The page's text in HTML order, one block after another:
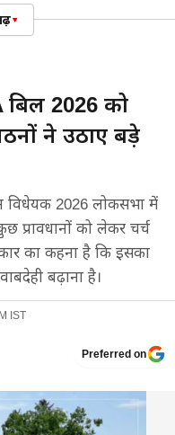
▾
2026 को
ने उठाए बड़े
विधेयक 2026 लोकसभा में
प्रावधानों को लेकर चर्च
का कहना है कि इसका
बढ़ाना है।
IST
Preferred on